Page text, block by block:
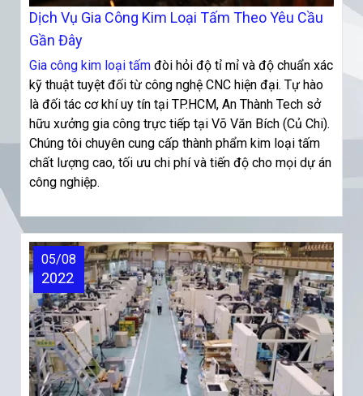
Dịch Vụ Gia Công Kim Loại Tấm Theo Yêu Cầu
Gần Đây
Gia công kim loại tấm đòi hỏi độ tỉ mỉ và độ chuẩn xác
kỹ thuật tuyệt đối từ công nghệ CNC hiện đại. Tự hào
là đối tác cơ khí uy tín tại TP.HCM, An Thành Tech sở
hữu xưởng gia công trực tiếp tại Võ Văn Bích (Củ Chi).
Chúng tôi chuyên cung cấp thành phẩm kim loại tấm
chất lượng cao, tối ưu chi phí và tiến độ cho mọi dự án
công nghiệp.
05/08
2022